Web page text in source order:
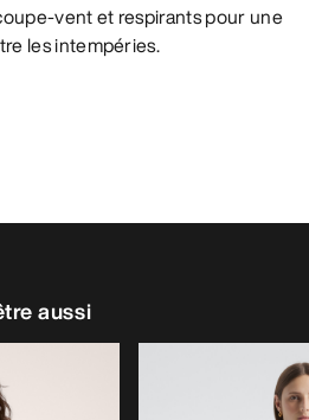
vent et respirants pour une
les intempéries.
aussi